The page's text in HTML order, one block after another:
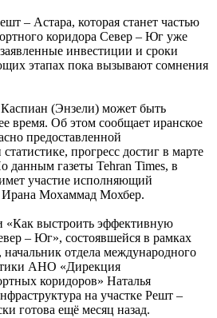
– Астара, которая станет частью
коридора Север – Юг уже
инвестиции и сроки
этапах пока вызывают сомнения
(Энзели) может быть
время. Об этом сообщает иранское
предоставленной
прогресс достиг в марте
данным газеты Tehran Times, в
участие исполняющий
Ирана Мохаммад Мохбер.
«Как выстроить эффективную
– Юг», состоявшейся в рамках
отдела международного
АНО «Дирекция
коридоров» Наталья
на участке Решт –
готова ещё месяц назад.